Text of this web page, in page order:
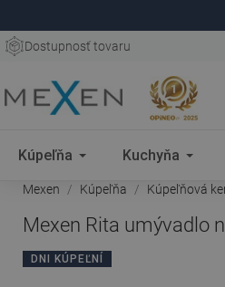
Dostupnosť tovaru
Kúpeľňa Kuchyňa
Mexen Kúpeľňa Kúpeľňová
Mexen Rita umývadlo
DNI KÚPEĽNÍ